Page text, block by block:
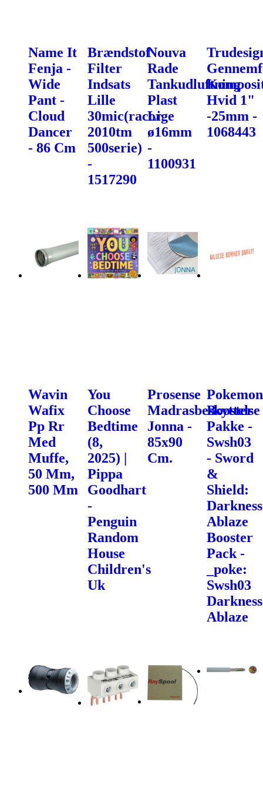
Name It
Fenja -
Wide
Pant -
Cloud
Dancer
- 86 Cm
Brændstof
Filter
Indsats
Lille
30mic(racor
2010tm
500serie)
-
1517290
Nouva
Rade
Tankudluftning
Plast
Lige
ø16mm
-
1100931
Hvid 1"
-25mm -
1068443
Wavin
Wafix
Pp Rr
Med
Muffe,
50 Mm,
500 Mm
You
Choose
Bedtime
(8,
2025) |
Pippa
Goodhart
-
Penguin
Random
House
Children's
Uk
Prosense
Madrasbeskyttelse
Jonna -
85x90
Cm.
Pokemon
Booster
Pakke -
Swsh03
- Sword
&
Shield:
Darkness
Ablaze
Booster
Pack -
_poke:
Swsh03
Darkness
Ablaze